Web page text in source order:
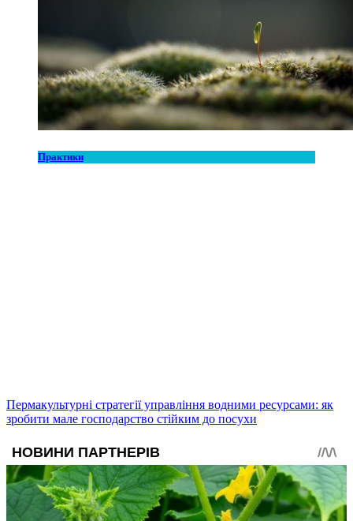
Практики
Пермакультурні стратегії управління водними ресурсами: як
зробити мале господарство стійким до посухи